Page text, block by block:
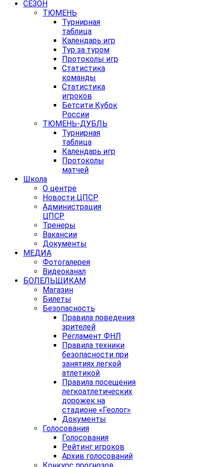
СЕЗОН
ТЮМЕНЬ
Турнирная
таблица
Календарь игр
Тур за туром
Протоколы игр
Статистика
команды
Статистика
игроков
Бетсити Кубок
России
ТЮМЕНЬ-ДУБЛЬ
Турнирная
таблица
Календарь игр
Протоколы
матчей
Школа
О центре
Новости ЦПСР
Администрация
ЦПСР
Тренеры
Вакансии
Документы
МЕДИА
Фотогалерея
Видеоканал
БОЛЕЛЬЩИКАМ
Магазин
Билеты
Безопасность
Правила поведения
зрителей
Регламент ФНЛ
Правила техники
безопасности при
занятиях легкой
атлетикой
Правила посещения
легкоатлетических
дорожек на
стадионе «Геолог»
Документы
Голосования
Голосования
Рейтинг игроков
Архив голосований